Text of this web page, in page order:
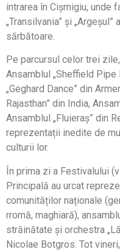
intrarea în Cișmigiu, unde
„Transilvania” și
sărbătoare.
Pe parcursul celor trei
Ansamblul „Sheffield Pipe
„Geghard Dance” din
Rajasthan” din India,
Ansamblul „Fluieraș” din
reprezentații inedite de
culturii lor.
În prima zi a Festivalului
Principală au urcat
comunităților naționale
rromă, maghiară),
străinătate și orchestra
Nicolae Botgros. Tot